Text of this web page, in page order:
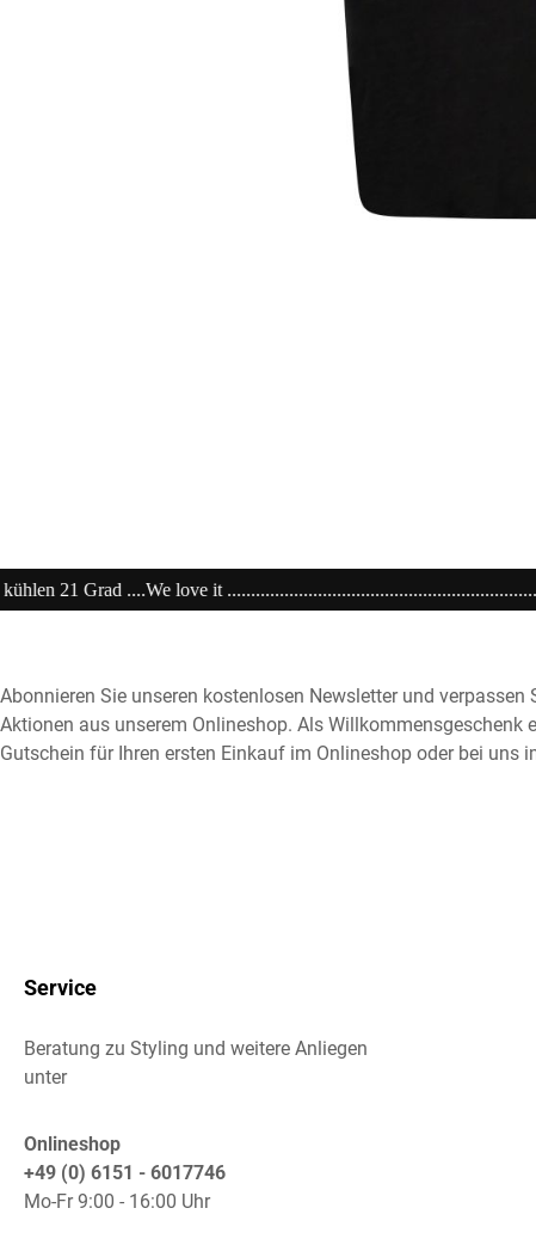
extra auf Sale
Abonnieren Sie unseren kostenlosen Newsletter und verpassen
Aktionen aus unserem Onlineshop. Als Willkommensgeschenk
Gutschein für Ihren ersten Einkauf im Onlineshop oder bei uns
Service
Beratung zu Styling und weitere Anliegen
unter
Onlineshop
+49 (0) 6151 - 6017746
Mo-Fr 9:00 - 16:00 Uhr